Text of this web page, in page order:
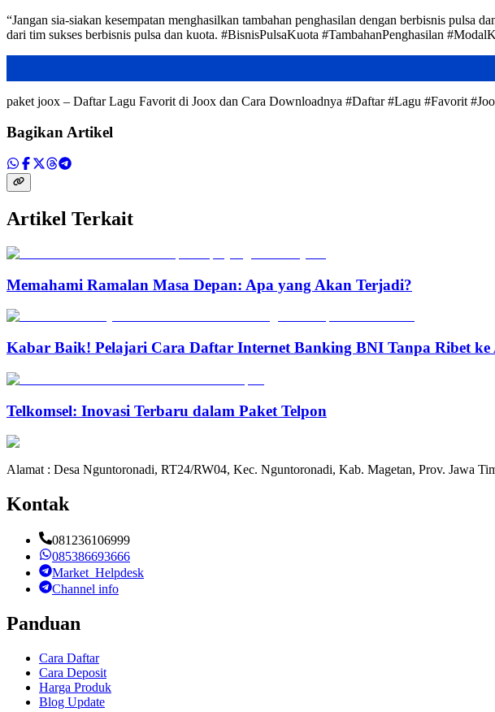
“Jangan sia-siakan kesempatan menghasilkan tambahan penghasilan dengan berbisnis
dari tim sukses berbisnis pulsa dan kuota. #BisnisPulsaKuota #TambahanPenghasilan
paket joox – Daftar Lagu Favorit di Joox dan Cara Downloadnya #Daftar #Lagu #Favorit
Bagikan Artikel
Artikel Terkait
Memahami Ramalan Masa Depan: Apa yang Akan Terjadi?
Kabar Baik! Pelajari Cara Daftar Internet Banking BNI Tanpa Ribet
Telkomsel: Inovasi Terbaru dalam Paket Telpon
Alamat : Desa Nguntoronadi, RT24/RW04, Kec. Nguntoronadi, Kab. Magetan, Prov. Jawa
Kontak
081236106999
085386693666
Market_Helpdesk
Channel info
Panduan
Cara Daftar
Cara Deposit
Harga Produk
Blog Update